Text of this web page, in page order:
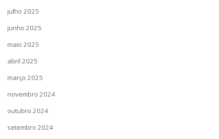
julho 2025
junho 2025
maio 2025
abril 2025
março 2025
novembro 2024
outubro 2024
setembro 2024